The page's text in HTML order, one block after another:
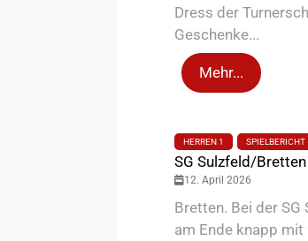
Dress der
Geschenke...
Mehr...
HERREN 1 SPIELBERICHT
SG Sulzfeld/
12. April 2026
Bretten. Bei der
am Ende knapp